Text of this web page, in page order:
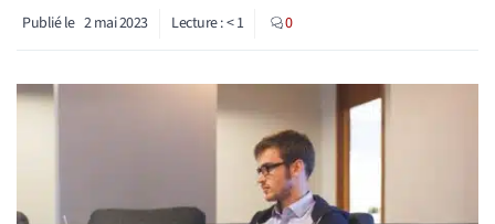
Publié le 2 mai 2023 Lecture :< 1 0